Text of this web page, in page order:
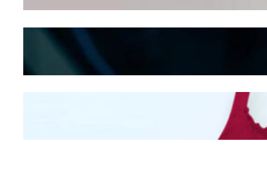
Kepribadian
Mengintip Kepribadian
Wanita Dari Warna Bra